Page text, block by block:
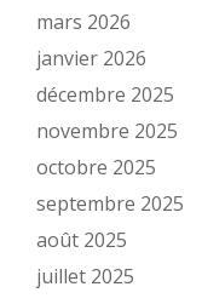
mars 2026
janvier 2026
décembre 2025
novembre 2025
octobre 2025
septembre 2025
août 2025
juillet 2025